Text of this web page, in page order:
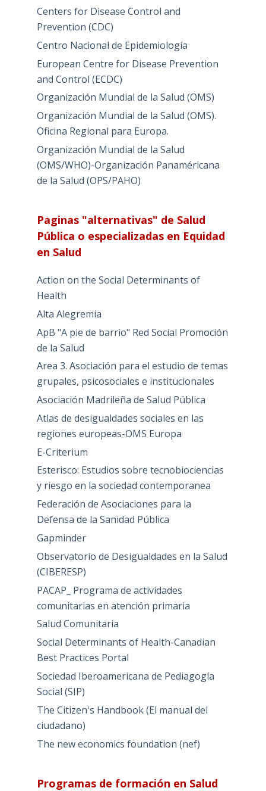
Centers for Disease Control and
Prevention (CDC)
Centro Nacional de Epidemiología
European Centre for Disease Prevention
and Control (ECDC)
Organización Mundial de la Salud (OMS)
Organización Mundial de la Salud (OMS).
Oficina Regional para Europa.
Organización Mundial de la Salud
(OMS/WHO)-Organización Panaméricana
de la Salud (OPS/PAHO)
Paginas "alternativas" de Salud
Pública o especializadas en Equidad
en Salud
Action on the Social Determinants of
Health
Alta Alegremia
ApB "A pie de barrio" Red Social Promoción
de la Salud
Area 3. Asociación para el estudio de temas
grupales, psicosociales e institucionales
Asociación Madrileña de Salud Pública
Atlas de desigualdades sociales en las
regiones europeas-OMS Europa
E-Criterium
Esterisco: Estudios sobre tecnobiociencias
y riesgo en la sociedad contemporanea
Federación de Asociaciones para la
Defensa de la Sanidad Pública
Gapminder
Observatorio de Desigualdades en la Salud
(CIBERESP)
PACAP_ Programa de actividades
comunitarias en atención primaria
Salud Comunitaria
Social Determinants of Health-Canadian
Best Practices Portal
Sociedad Iberoamericana de Pediagogía
Social (SIP)
The Citizen's Handbook (El manual del
ciudadano)
The new economics foundation (nef)
Programas de formación en Salud